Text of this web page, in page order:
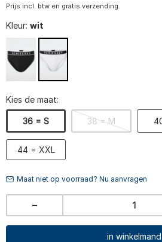
Prijs incl. btw en gratis verzending.
Kleur: wit
Kies de maat:
36 = S 38 = M
44 = XXL
Maat niet op voorraad? Nu aanvragen
-
in winkelmand